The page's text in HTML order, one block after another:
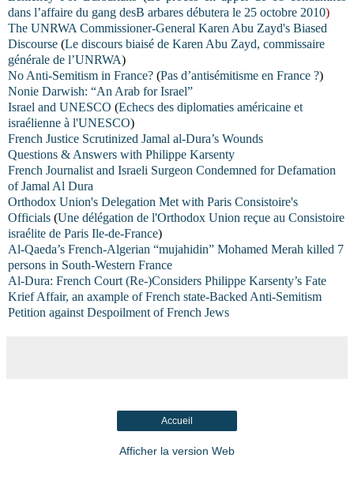
dans l’affaire du gang desB arbares débutera le 25 octobre 2010)
The UNRWA Commissioner-General Karen Abu Zayd's Biased
Discourse (Le discours biaisé de Karen Abu Zayd, commissaire
générale de l’UNRWA)
No Anti-Semitism in France? (Pas d’antisémitisme en France ?)
Nonie Darwish: “An Arab forIsrael”
Israel and UNESCO (Echecs des diplomaties américaine et
israélienne à l'UNESCO)
French Justice Scrutinized Jamal al-Dura’s Wounds
Questions & Answers with Philippe Karsenty
French Journalist and Israeli Surgeon Condemned for Defamation
of Jamal Al Dura
Orthodox Union's Delegation Met with Paris Consistoire's
Officials (Une délégation de l'Orthodox Union reçue au Consistoire
israélite de Paris Ile-de-France)
Al-Qaeda’s French-Algerian “mujahidin” Mohamed Merah killed 7
persons in South-Western France
Al-Dura: French Court (Re-)Considers Philippe Karsenty’s Fate
Krief Affair, an axample of French state-Backed Anti-Semitism
Petition against Despoilment of French Jews
Accueil
Afficher la version Web